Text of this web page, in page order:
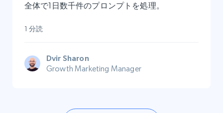
全体で1日数千件のプロンプトを処理。
1 分読
Dvir Sharon
Growth Marketing Manager